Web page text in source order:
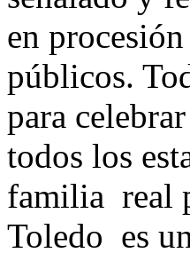
en
públicos.
para
todos los
familia real
Toledo es